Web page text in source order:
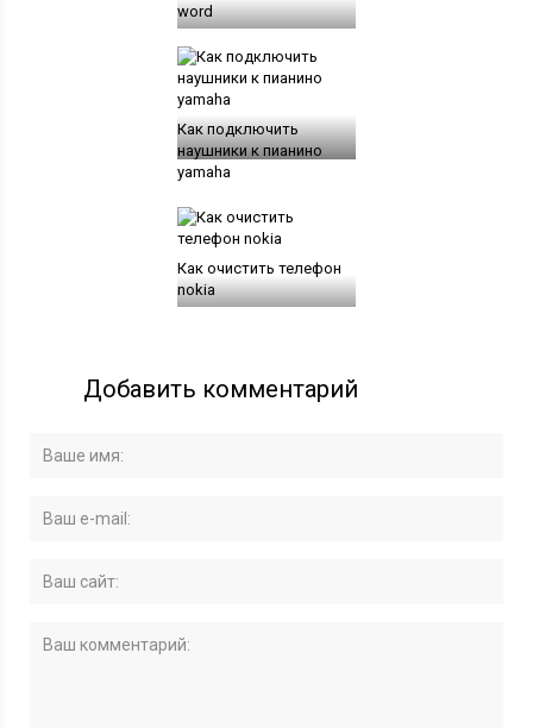
word
Как подключить
наушники к пианино
yamaha
Как очистить телефон
nokia
Добавить комментарий